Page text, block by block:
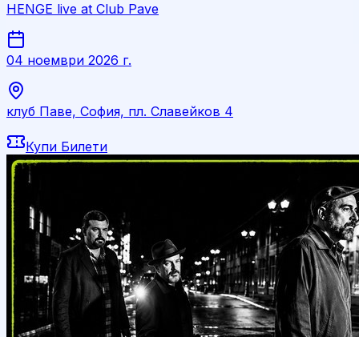
HENGE live at Club Pave
04 ноември 2026 г.
клуб Паве, София, пл. Славейков 4
Купи Билети